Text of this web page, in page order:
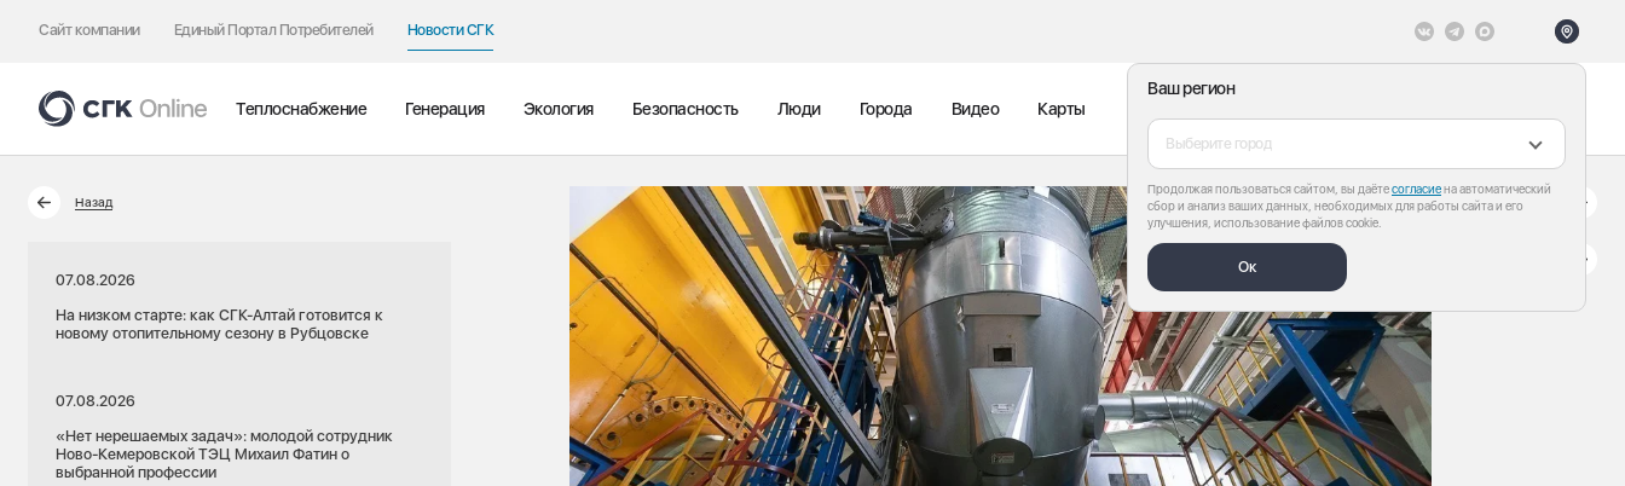
Сайт компании Единый Портал Потребителей Новости СГК
Ваш регион
Выберите город
Продолжая пользоваться сайтом, вы даётесогласиена автоматический
сбор и анализ ваших данных, необходимых для работы сайта и его
улучшения, использование файлов cookie.
Ок
Теплоснабжение Генерация Экология Безопасность Люди Города Видео Карты
Назад
07.08.2026
На низком старте: как СГК-Алтай готовится к
новому отопительному сезону в Рубцовске
07.08.2026
«Нет нерешаемых задач»: молодой сотрудник
Ново-Кемеровской ТЭЦ Михаил Фатин о
выбранной профессии